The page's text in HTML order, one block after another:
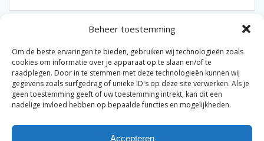
Beheer toestemming
Om de beste ervaringen te bieden, gebruiken wij technologieën zoals
cookies om informatie over je apparaat op te slaan en/of te
raadplegen. Door in te stemmen met deze technologieën kunnen wij
gegevens zoals surfgedrag of unieke ID's op deze site verwerken. Als je
geen toestemming geeft of uw toestemming intrekt, kan dit een
nadelige invloed hebben op bepaalde functies en mogelijkheden.
Accepteren
© 2026 Van der Bel Las en Radiateurenbedrijf.
Privacyverklaring|Cookiebeleid|Retourbeleid|